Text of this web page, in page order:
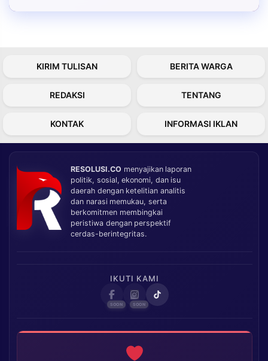
KIRIM TULISAN BERITA WARGA
REDAKSI TENTANG
KONTAK INFORMASI IKLAN
RESOLUSI.CO menyajikan laporan
politik, sosial, ekonomi, dan isu
daerah dengan ketelitian analitis
dan narasi memukau, serta
berkomitmen membingkai
peristiwa dengan perspektif
cerdas-berintegritas.
IKUTI KAMI